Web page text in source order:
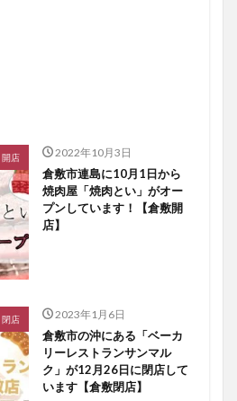
開店 2022年10月3日
倉敷市連島に10月1日から
焼肉屋「焼肉とい」がオー
プンしています！【倉敷開
店】
閉店 2023年1月6日
倉敷市の沖にある「ベーカ
リーレストランサンマル
ク」が12月26日に閉店して
います【倉敷閉店】